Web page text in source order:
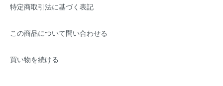
特定商取引法に基づく表記
この商品について問い合わせる
買い物を続ける